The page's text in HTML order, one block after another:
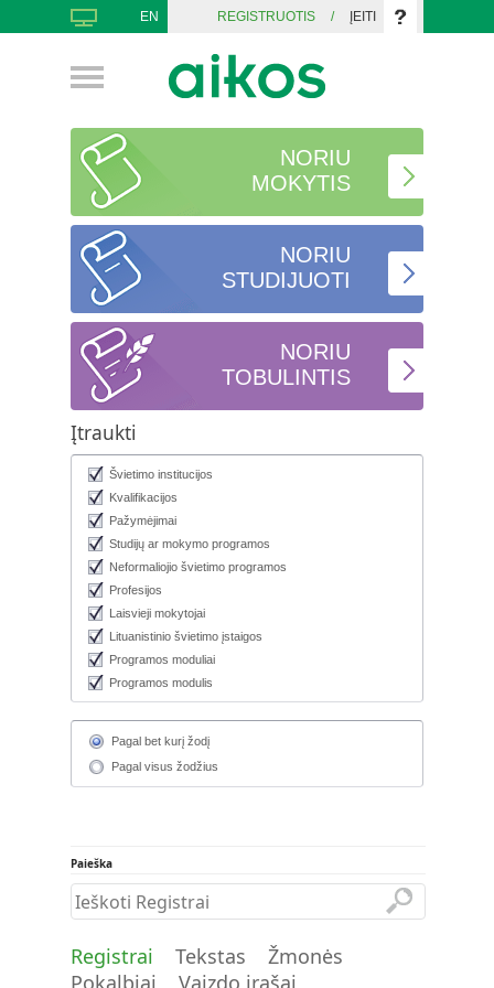
EN REGISTRUOTIS / ĮEITI
NORIU
MOKYTIS
NORIU
STUDIJUOTI
NORIU
TOBULINTIS
Įtraukti
Švietimo institucijos
Kvalifikacijos
Pažymėjimai
Studijų ar mokymo programos
Neformaliojio švietimo programos
Profesijos
Laisvieji mokytojai
Lituanistinio švietimo įstaigos
Programos moduliai
Programos modulis
Pagal bet kurį žodį
Pagal visus žodžius
Paieška
Registrai Tekstas
Žmonės
Pokalbiai
Vaizdo įrašai